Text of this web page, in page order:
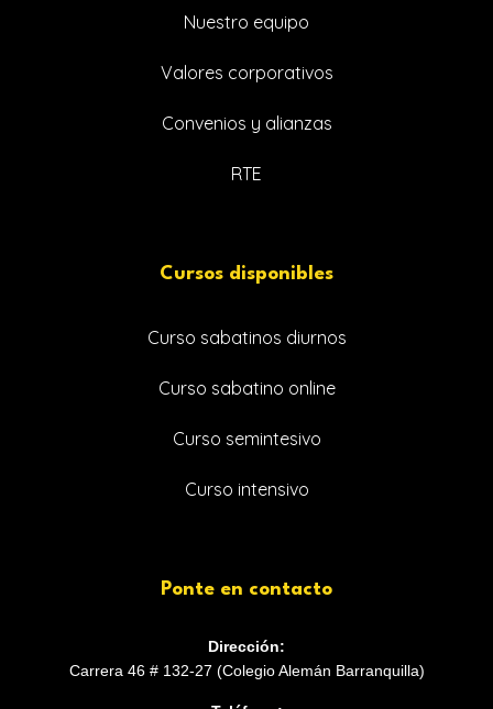
Nuestro equipo
Valores corporativos
Convenios y alianzas
RTE
Cursos disponibles
Curso sabatinos diurnos
Curso sabatino online
Curso semintesivo
Curso intensivo
Ponte en contacto
Dirección:
Carrera 46 # 132-27 (Colegio Alemán Barranquilla)